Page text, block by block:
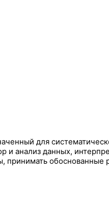
для
анализ данных,
принимать